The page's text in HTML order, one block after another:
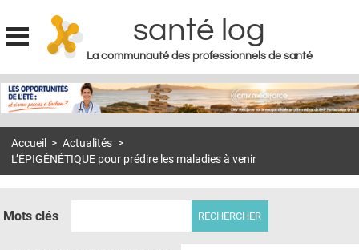
Jump to navigation
santé log
La communauté des professionnels de santé
MON COMPTE
S'ABONNER À LA REVUE SOIN À DOMICILE
DOSSIERS
Accueil > Actualités >
L’ÉPIGÉNÉTIQUE pour prédire les maladies à venir
Mots clés